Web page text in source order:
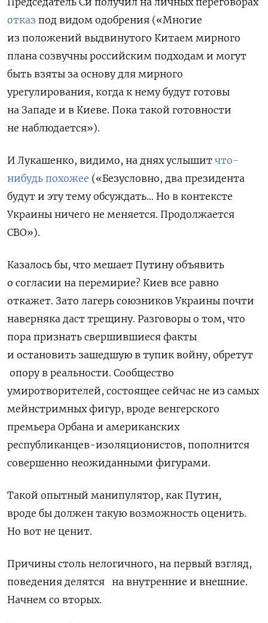
отказ под видом одобрения («Многие
из положений выдвинутого Китаем мирного
плана созвучны российским подходам и могут
быть взяты за основу для мирного
урегулирования, когда к нему будут готовы
на Западе и в Киеве. Пока такой готовности
не наблюдается»).
И Лукашенко, видимо, на днях услышит что-
нибудь похожее («Безусловно, два президента
будут и эту тему обсуждать… Но в контексте
Украины ничего не меняется. Продолжается
СВО»).
Казалось бы, что мешает Путину объявить
о согласии на перемирие? Киев все равно
откажет. Зато лагерь союзников Украины почти
наверняка даст трещину. Разговоры о том, что
пора признать свершившиеся факты
и остановить зашедшую в тупик войну, обретут
опору в реальности. Сообщество
умиротворителей, состоящее сейчас не из самых
мейнстримных фигур, вроде венгерского
премьера Орбана и американских
республиканцев-изоляционистов, пополнится
совершенно неожиданными фигурами.
Такой опытный манипулятор, как Путин,
вроде бы должен такую возможность оценить.
Но вот не ценит.
Причины столь нелогичного, на первый взгляд,
поведения делятся на внутренние и внешние.
Начнем со вторых.